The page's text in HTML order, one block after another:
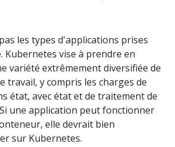
les types d'applications prises
Kubernetes vise à prendre en
variété extrêmement diversifiée de
travail, y compris les charges de
état, avec état et de traitement de
une application peut fonctionner
elle devrait bien
sur Kubernetes.